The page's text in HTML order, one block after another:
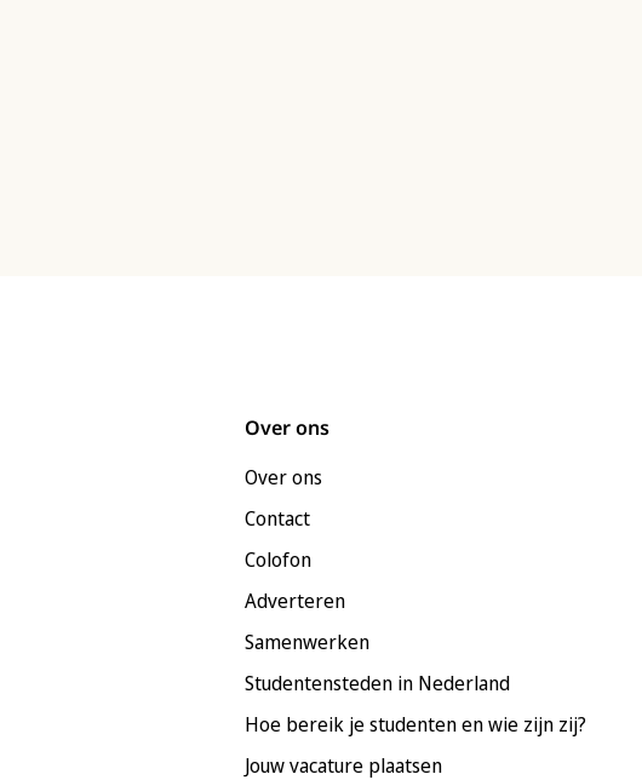
Over ons
Over ons
Contact
Colofon
Adverteren
Samenwerken
Studentensteden in Nederland
Hoe bereik je studenten en wie zijn zij?
Jouw vacature plaatsen